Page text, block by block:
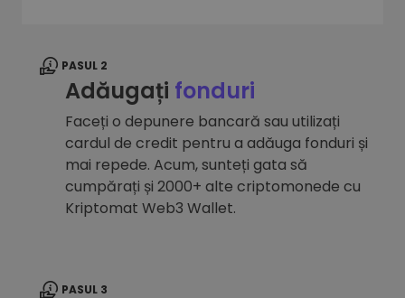
PASUL 2
Adăugați fonduri
Faceți o depunere bancară sau utilizați
cardul de credit pentru a adăuga fonduri și
mai repede. Acum, sunteți gata să
cumpărați și 2000+ alte criptomonede cu
Kriptomat Web3 Wallet.
PASUL 3